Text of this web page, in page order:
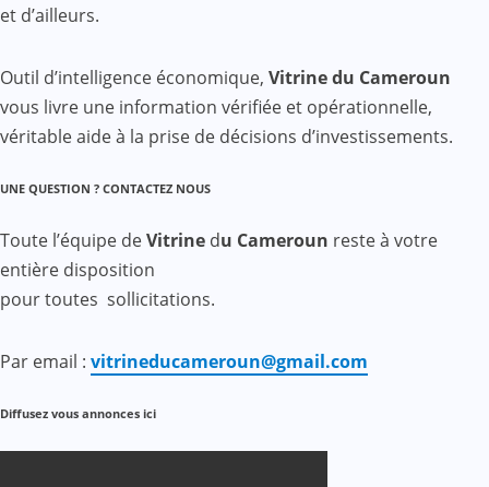
et d’ailleurs.
Outil d’intelligence économique, Vitrine du Cameroun
vous livre une information vérifiée et opérationnelle,
véritable aide à la prise de décisions d’investissements.
UNE QUESTION ? CONTACTEZ NOUS
Toute l’équipe deVitrine du Cameroun reste à votre
entière disposition
pour toutes sollicitations.
Par email : vitrineducameroun@gmail.com
Diffusez vous annonces ici